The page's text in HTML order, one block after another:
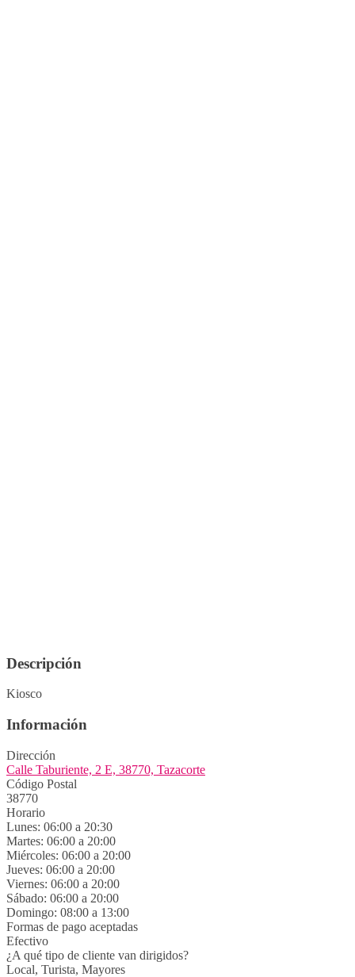
Descripción
Kiosco
Información
Dirección
Calle Taburiente, 2 E, 38770, Tazacorte
Código Postal
38770
Horario
Lunes: 06:00 a 20:30
Martes: 06:00 a 20:00
Miércoles: 06:00 a 20:00
Jueves: 06:00 a 20:00
Viernes: 06:00 a 20:00
Sábado: 06:00 a 20:00
Domingo: 08:00 a 13:00
Formas de pago aceptadas
Efectivo
¿A qué tipo de cliente van dirigidos?
Local, Turista, Mayores